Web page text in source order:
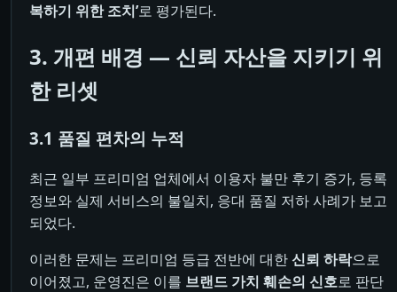
복하기 위한 조치’로 평가된다.
3. 개편 배경 ― 신뢰 자산을 지키기 위
한 리셋
3.1 품질 편차의 누적
최근 일부 프리미엄 업체에서 이용자 불만 후기 증가, 등록
정보와 실제 서비스의 불일치, 응대 품질 저하 사례가 보고
되었다.
이러한 문제는 프리미엄 등급 전반에 대한신뢰 하락으로
이어졌고, 운영진은 이를 브랜드 가치 훼손의 신호로 판단